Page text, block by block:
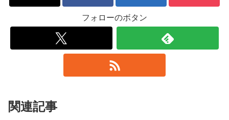
フォローのボタン
関連記事